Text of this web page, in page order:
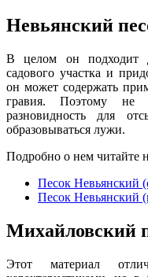
Невьянский
В целом он подходит
садового участка и
он может содержать
гравия. Поэтому не
разновидность для
образовываться лужи.
Подробно о нем читайте
Песок Невьянский
Песок Невьянский
Михайловский
Этот материал